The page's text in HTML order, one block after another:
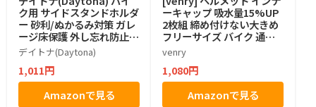
ク用 サイドスタンドホルダ
ー 砂利/ぬかるみ対策 ガレ
ージ床保護 外し忘れ防止ひ
も フック付属 96485
デイトナ(Daytona)
1,011円
Amazonで見る
ーキャップ 吸水量15%UP
2枚組 締め付けない大きめ
フリーサイズ バイク 通気
性
venry
1,080円
Amazonで見る